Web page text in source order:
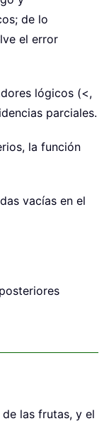
de lo
el error
lógicos (<,
parciales.
la función
vacías en el
las frutas, y el